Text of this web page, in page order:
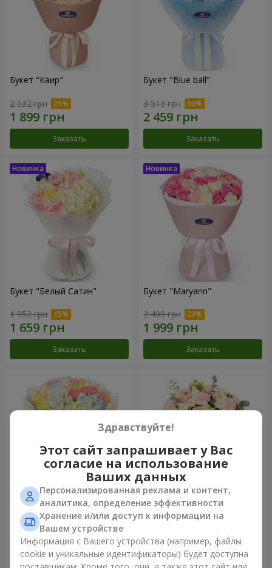
Букет "Каир"
2 532 грн
Заказать
Букет "Blue ball"
3 513 грн
Заказать
Букет "Белый Сатин"
1 952 грн
Заказать
Букет "Maryann"
2 499 грн
Заказать
Букет "Небесная лазурь"
5 229 грн
Заказать
Букет "Secret"
Заказать
Здравствуйте!
Этот сайт запрашивает у Вас
согласие на использование
Ваших данных
Персонализированная реклама и контент,
аналитика, определение эффективности
Хранение и/или доступ к информации на
Вашем устройстве
Информация с Вашего устройства (например, файлы
cookie и уникальные идентификаторы) будет доступна